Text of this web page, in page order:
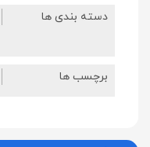
دسته بندی ها
برچسب ها